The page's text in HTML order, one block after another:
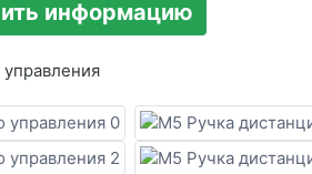
информацию